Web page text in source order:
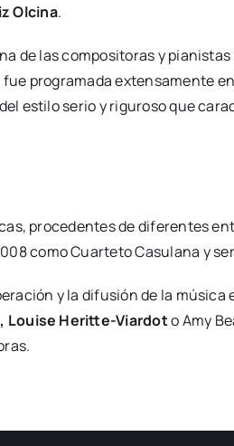
Olci­na.
de las com­po­si­to­ras y
pro­gra­ma­da exten­sa­men­te
esti­lo serio y rigu­ro­so que
pro­ce­den­tes de dife­ren­tes
como Cuar­te­to Casu­la­na y
y la difu­sión de la
Loui­se Herit­te-Viar­doto Amy